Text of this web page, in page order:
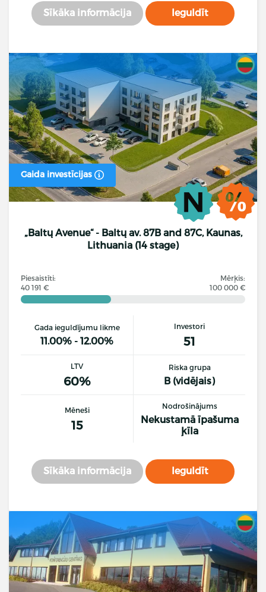
Sīkāka informācija Ieguldīt
Gaida investīcijas
„Baltų Avenue“ - Baltų av. 87B and 87C, Kaunas,
Lithuania (14 stage)
Piesaistīti:
40 191 €
Mērķis:
100 000 €
Gada ieguldījumu likme
11.00% - 12.00%
Investori
51
LTV
60%
Riska grupa
B (vidējais)
Mēneši
15
Nodrošinājums
Nekustamā īpašuma
ķīla
Sīkāka informācija Ieguldīt